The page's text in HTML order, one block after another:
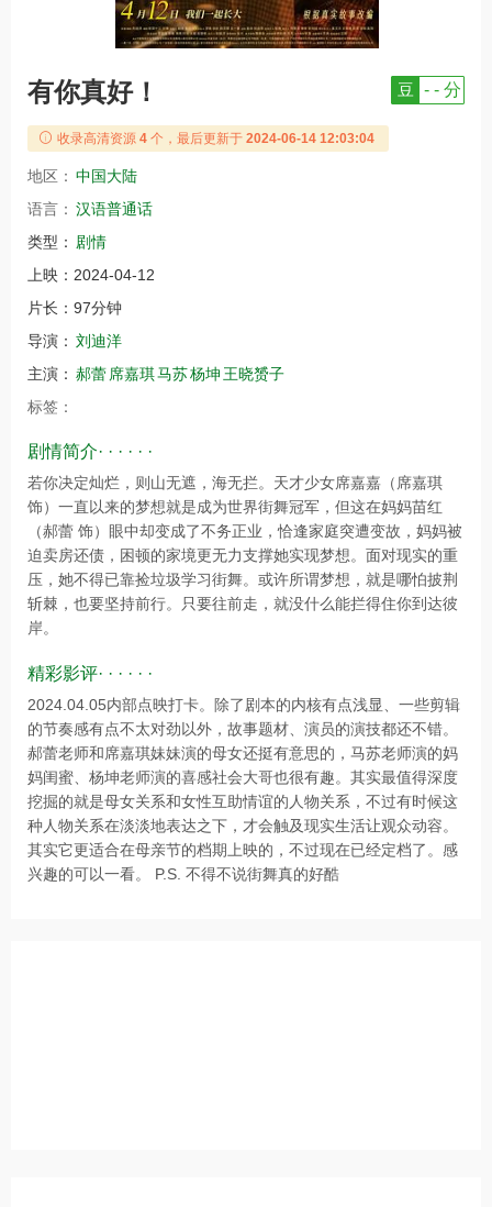
有你真好！ 豆 - - 分
收录高清资源 4 个，最后更新于 2024-06-14 12:03:04
地区： 中国大陆
语言： 汉语普通话
类型： 剧情
上映： 2024-04-12
片长： 97分钟
导演： 刘迪洋
主演： 郝蕾 席嘉琪马苏杨坤 王晓赟子
标签：
剧情简介· · · · · ·
若你决定灿烂，则山无遮，海无拦。天才少女席嘉嘉（席嘉琪
饰）一直以来的梦想就是成为世界街舞冠军，但这在妈妈苗红
（郝蕾 饰）眼中却变成了不务正业，恰逢家庭突遭变故，妈妈被
迫卖房还债，困顿的家境更无力支撑她实现梦想。面对现实的重
压，她不得已靠捡垃圾学习街舞。或许所谓梦想，就是哪怕披荆
斩棘，也要坚持前行。只要往前走，就没什么能拦得住你到达彼
岸。
精彩影评· · · · · ·
2024.04.05内部点映打卡。除了剧本的内核有点浅显、一些剪辑
的节奏感有点不太对劲以外，故事题材、演员的演技都还不错。
郝蕾老师和席嘉琪妹妹演的母女还挺有意思的，马苏老师演的妈
妈闺蜜、杨坤老师演的喜感社会大哥也很有趣。其实最值得深度
挖掘的就是母女关系和女性互助情谊的人物关系，不过有时候这
种人物关系在淡淡地表达之下，才会触及现实生活让观众动容。
其实它更适合在母亲节的档期上映的，不过现在已经定档了。感
兴趣的可以一看。 P.S. 不得不说街舞真的好酷